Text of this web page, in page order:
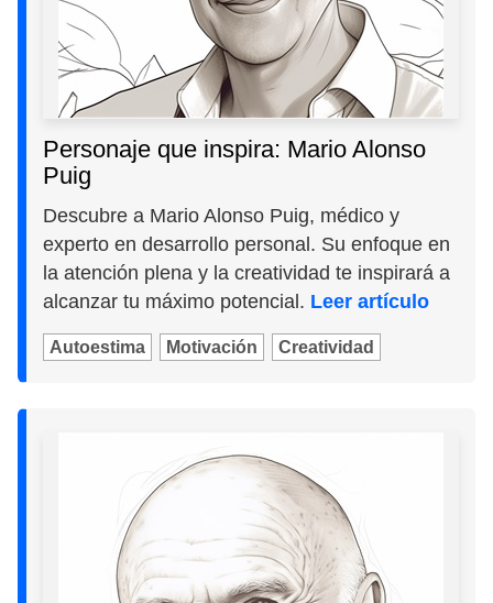
Personaje que inspira: Mario Alonso
Puig
Descubre a Mario Alonso Puig, médico y
experto en desarrollo personal. Su enfoque en
la atención plena y la creatividad te inspirará a
alcanzar tu máximo potencial. Leer artículo
Autoestima Motivación Creatividad